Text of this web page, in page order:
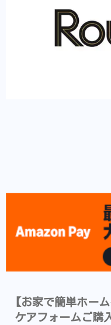
【お家で簡単ホー
ケアフォームご購